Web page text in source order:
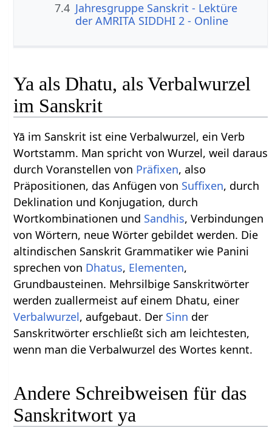
7.4 Jahresgruppe Sanskrit - Lektüre
der AMRITA SIDDHI 2 - Online
Ya als Dhatu, als Verbalwurzel
im Sanskrit
Yā im Sanskrit ist eine Verbalwurzel, ein Verb
Wortstamm. Man spricht von Wurzel, weil daraus
durch Voranstellen von Präfixen, also
Präpositionen, das Anfügen von Suffixen, durch
Deklination und Konjugation, durch
Wortkombinationen und Sandhis, Verbindungen
von Wörtern, neue Wörter gebildet werden. Die
altindischen Sanskrit Grammatiker wie Panini
sprechen von Dhatus, Elementen,
Grundbausteinen. Mehrsilbige Sanskritwörter
werden zuallermeist auf einem Dhatu, einer
Verbalwurzel, aufgebaut. Der Sinn der
Sanskritwörter erschließt sich am leichtesten,
wenn man die Verbalwurzel des Wortes kennt.
Andere Schreibweisen für das
Sanskritwort ya